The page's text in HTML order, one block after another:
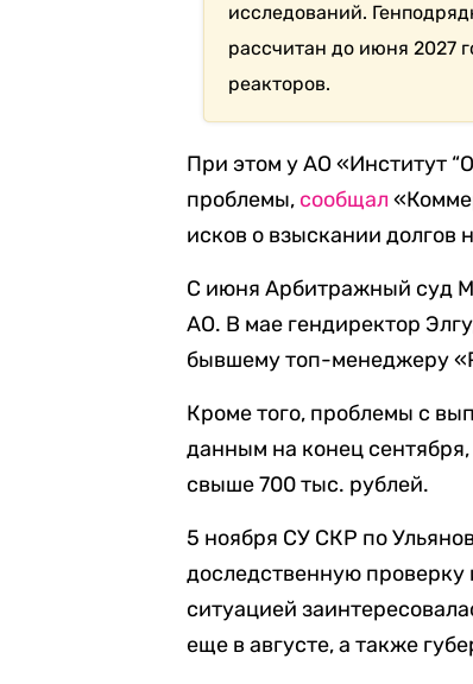
исследований.
рассчитан до июня 2027
реакторов.
При этом у АО «Институт
проблемы, сообщал
исков о взыскании долгов
С июня Арбитражный суд
АО. В мае гендиректор
бывшему топ-менеджеру
Кроме того, проблемы с
данным на конец
свыше 700 тыс. рублей.
5 ноября СУ СКР по
доследственную проверку
ситуацией
еще в августе, а также